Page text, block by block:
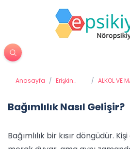
Anasayfa / Erişkin
/ ALKOL VE
Bağımlılık Nasıl Gelişir?
Bağımlılık bir kısır döngüdür.